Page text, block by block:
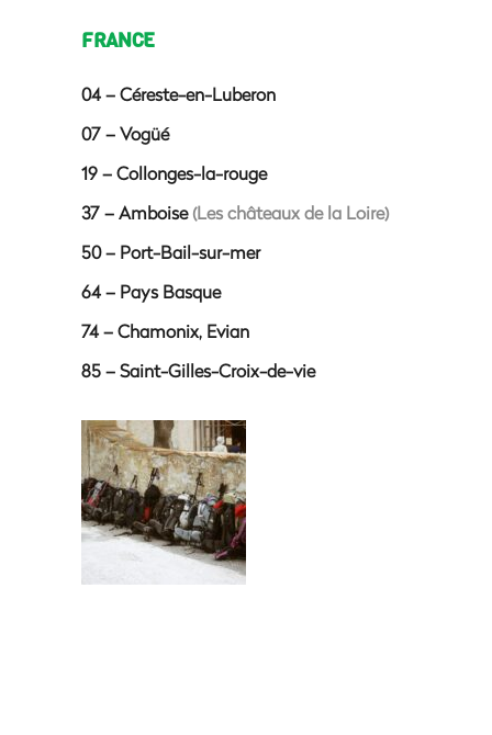
FRANCE
04 – Céreste-en-Luberon
07 – Vogüé
19 – Collonges-la-rouge
37 – Amboise(Les châteaux de la Loire)
50 – Port-Bail-sur-mer
64 – Pays Basque
74 – Chamonix, Evian
85 – Saint-Gilles-Croix-de-vie